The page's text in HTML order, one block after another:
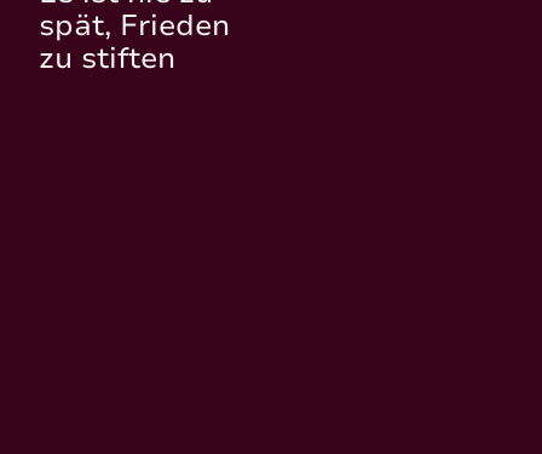
spät, Frieden
zu stiften